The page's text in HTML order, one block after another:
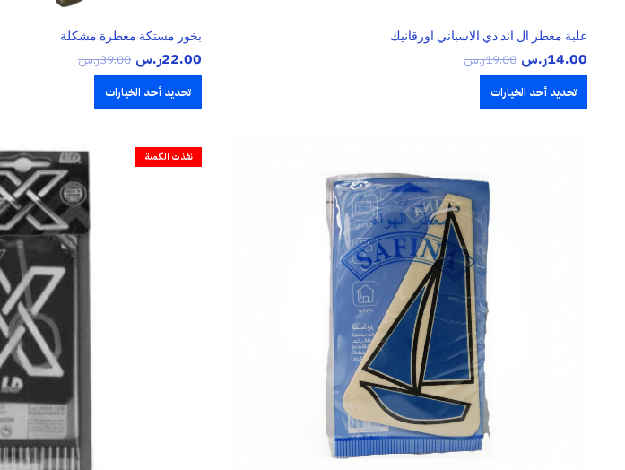
علبة معطر ال اند دي الاسباني اورقانيك
14.00ر.س 19.00ر.س
تحديد أحد الخيارات
بخور مستكة معطرة مشكلة
22.00ر.س 39.00ر.س
تحديد أحد الخيارات
نفذت الكمية